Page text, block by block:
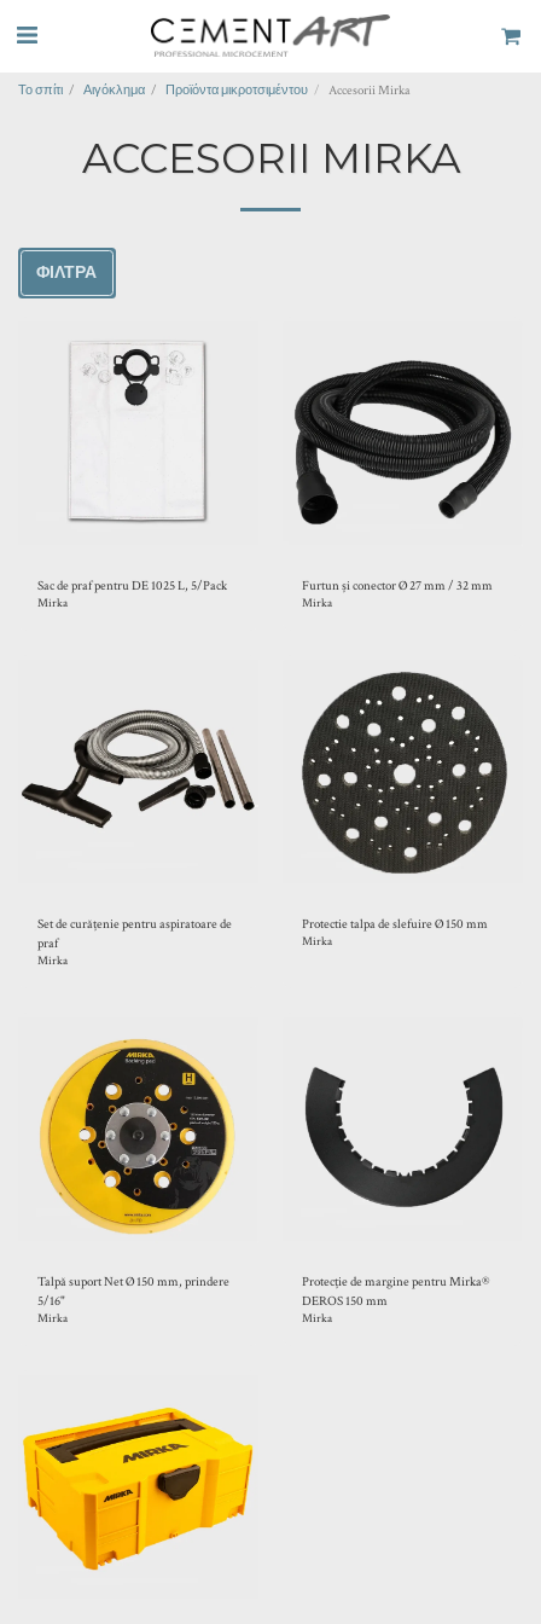
Το σπίτι Αιγόκλημα Προϊόντα μικροτσιμέντου Accesorii Mirka
ACCESORII MIRKA
ΦΊΛΤΡΑ
Sac de praf pentru DE 1025 L, 5/Pack
Mirka
Furtun și conector Ø 27 mm / 32 mm
Mirka
Set de curățenie pentru aspiratoare de
praf
Mirka
Protectie talpa de slefuire Ø 150 mm
Mirka
Talpă suport Net Ø 150 mm, prindere
5/16"
Mirka
Protecție de margine pentru Mirka®
DEROS 150 mm
Mirka